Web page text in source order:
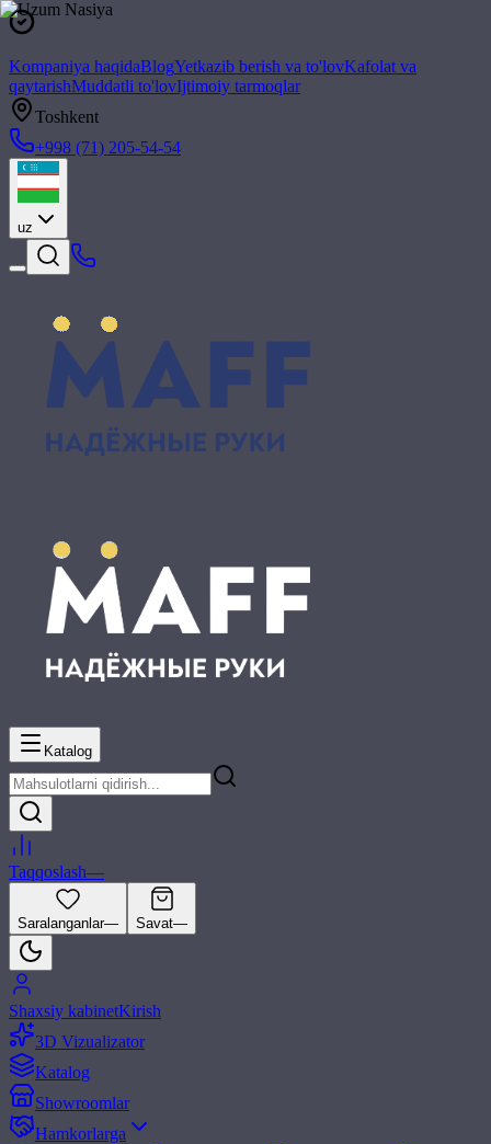
Kompaniya haqidaBlogYetkazib berish va to'lovKafolat va
qaytarishMuddatli to'lovIjtimoiy tarmoqlar
Toshkent
+998 (71) 205-54-54
uz
Katalog
Taqqoslash—
Saralanganlar— Savat—
Shaxsiy kabinetKirish
3D Vizualizator
Katalog
Showroomlar
Hamkorlarga